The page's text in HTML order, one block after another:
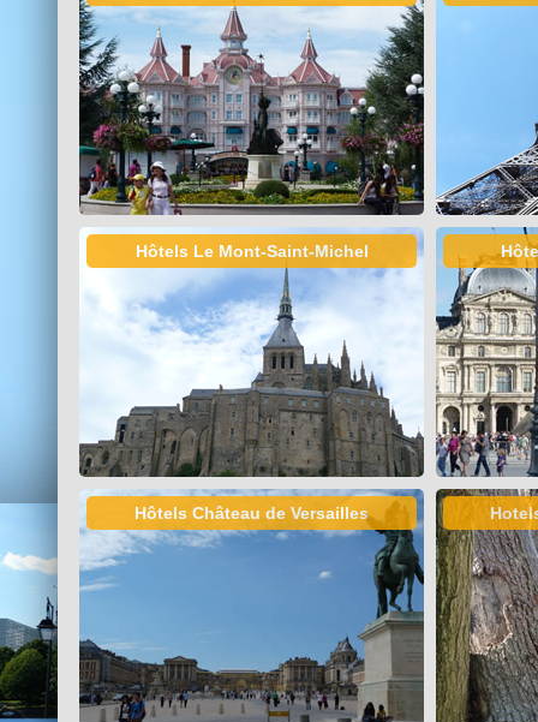
Hôtels Le Mont-Saint-Michel
Hôtels Château de Versailles